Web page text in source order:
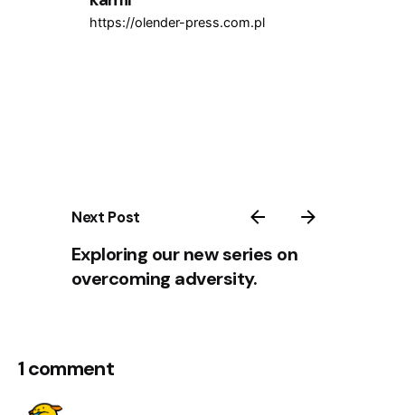
https://olender-press.com.pl
Next Post
Exploring our new series on
overcoming adversity.
1 comment